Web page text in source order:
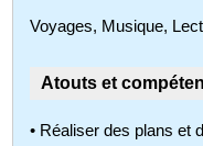
Voyages, Musique,
Atouts et
• Réaliser des plans et